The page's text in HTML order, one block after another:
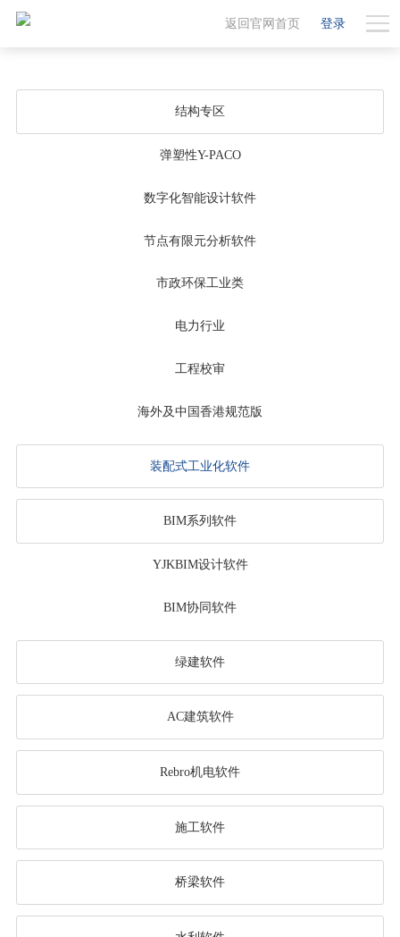
登录
返回官网首页
结构专区
弹塑性Y-PACO
数字化智能设计软件
节点有限元分析软件
市政环保工业类
电力行业
工程校审
海外及中国香港规范版
装配式工业化软件
BIM系列软件
YJKBIM设计软件
BIM协同软件
绿建软件
AC建筑软件
Rebro机电软件
施工软件
桥梁软件